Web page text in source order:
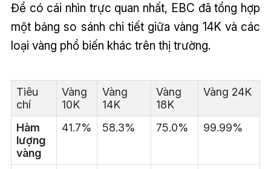
Để có cái nhìn trực quan nhất, EBC đã tổng hợp
một bảng so sánh chi tiết giữa vàng 14K và các
loại vàng phổ biến khác trên thị trường.
Tiêu
chí
Vàng
10K
Vàng
14K
Vàng
18K
Vàng 24K
Hàm
lượng
vàng
41.7% 58.3% 75.0% 99.99%